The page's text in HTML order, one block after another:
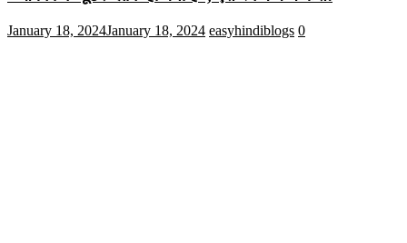
January 18, 2024January 18, 2024 easyhindiblogs 0